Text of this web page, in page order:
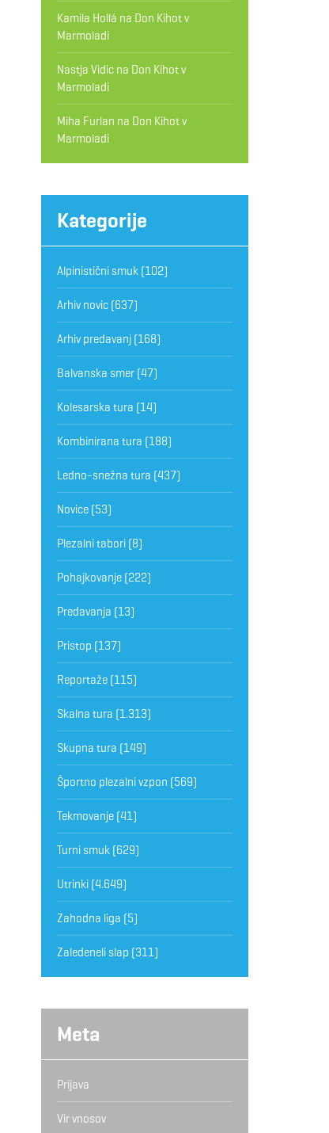
Kamila Hollá na Don Kihot v
Marmoladi
Nastja Vidicna Don Kihot v
Marmoladi
Miha Furlan na Don Kihot v
Marmoladi
Kategorije
Alpinistični smuk(102)
Arhiv novic(637)
Arhiv predavanj(168)
Balvanska smer(47)
Kolesarska tura (14)
Kombinirana tura (188)
Ledno-snežna tura (437)
Novice(53)
Plezalni tabori(8)
Pohajkovanje(222)
Predavanja (13)
Pristop (137)
Reportaže(115)
Skalna tura (1.313)
Skupna tura (149)
Športno plezalni vzpon (569)
Tekmovanje(41)
Turni smuk(629)
Utrinki(4.649)
Zahodna liga (5)
Zaledeneli slap (311)
Meta
Prijava
Vir vnosov